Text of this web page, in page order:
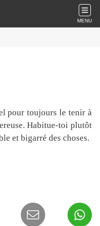
MENU
pour toujours le tenir à
Habitue-toi plutôt
et bigarré des choses.